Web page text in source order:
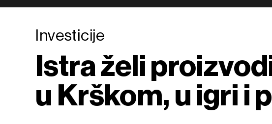
Investicije
Istra želi
u Krškom, u igri i